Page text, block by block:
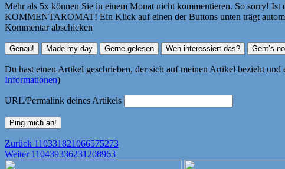
Mehr als 5x können Sie in einem Monat nicht kommentieren. So sorry! Ist
KOMMENTAROMAT! Ein Klick auf einen der Buttons unten trägt
Kommentar abschicken
Du hast einen Artikel geschrieben, der sich auf meinen Artikel bezieht
Informationen)
URL/Permalink deines Artikels
Beitragsnavigation
Zurück Vorheriger
Beitrag:
110331821066575273
Weiter Nächster
110439336231208963